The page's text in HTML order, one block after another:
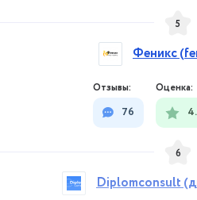
5
Феникс
76
6
Diplomconsult